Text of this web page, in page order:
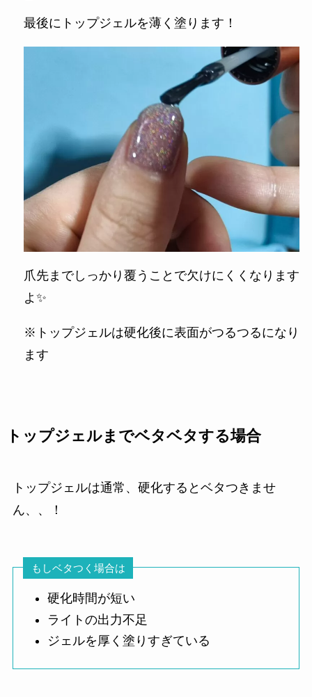
最後にトップジェルを薄く塗ります！
爪先までしっかり覆うことで欠けにくくなります
よ✨
※トップジェルは硬化後に表面がつるつるになり
ます
トップジェルまでベタベタする場合
トップジェルは通常、硬化するとベタつきませ
ん、、！
もしベタつく場合は
硬化時間が短い
ライトの出力不足
ジェルを厚く塗りすぎている